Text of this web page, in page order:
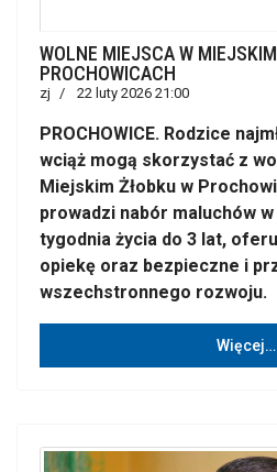
WOLNE MIEJSCA W
PROCHOWICACH
zj 22 luty 2026 21:00
PROCHOWICE. Rodzice
wciąż mogą skorzystać z
Miejskim Żłobku w
prowadzi nabór maluchów
tygodnia życia do 3 lat,
opiekę oraz bezpieczne i
wszechstronnego rozwoju.
Więcej…